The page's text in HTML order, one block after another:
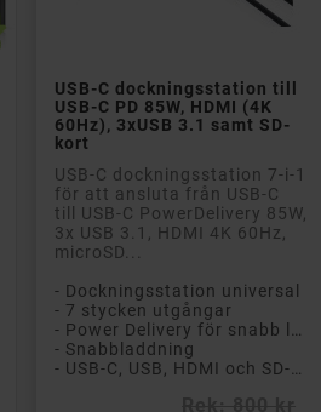
USB-C dockningsstation till
USB-C PD 85W, HDMI (4K
60Hz), 3xUSB 3.1 samt SD-
kort
USB-C dockningsstation 7-i-1
för att ansluta från USB-C
till USB-C PowerDelivery 85W,
3x USB 3.1, HDMI 4K 60Hz,
microSD...
- Dockningsstation universal
- 7 stycken utgångar
- Snabbladdning